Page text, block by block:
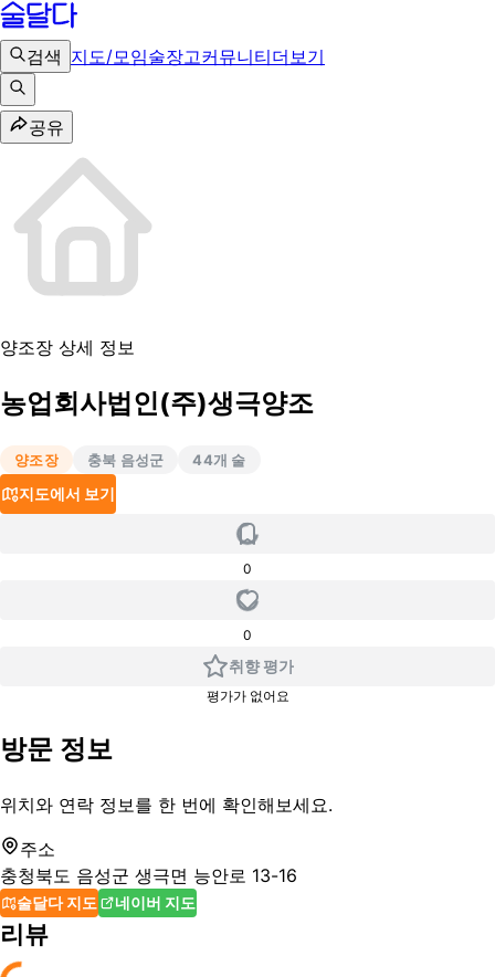
검색 지도/모임술장고커뮤니티더보기
공유
양조장 상세 정보
농업회사법인(주)생극양조
양조장 충북 음성군 44개 술
지도에서 보기
0
0
취향 평가
평가가 없어요
방문 정보
위치와 연락 정보를 한 번에 확인해보세요.
주소
충청북도 음성군 생극면 능안로 13-16
술달다 지도 네이버 지도
리뷰